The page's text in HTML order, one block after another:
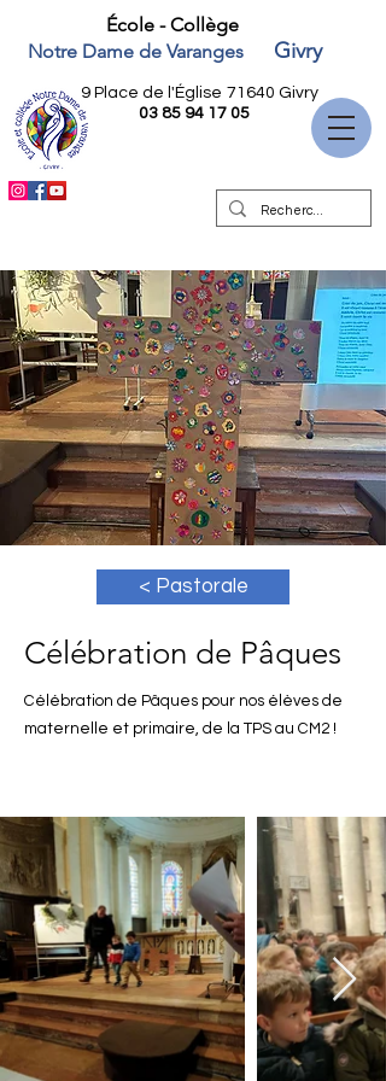
École - Collège
Notre Dame de Varanges
Givry
9 Place de l'Église 71640 Givry
03 85 94 17 05
< Pastorale
Célébration de Pâques
Célébration de Pâques pour nos élèves de
maternelle et primaire, de la TPS au CM2 !